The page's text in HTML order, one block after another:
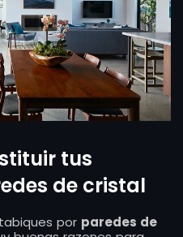
tus
de cristal
por paredes de